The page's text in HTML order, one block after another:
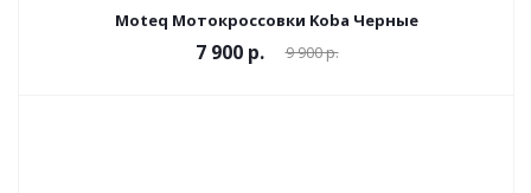
Moteq Мотокроссовки Koba Черные
7 900 р. 9 900 р.